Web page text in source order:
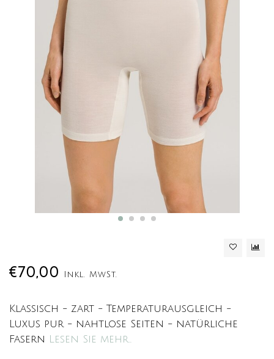
€70,00 Inkl. MwSt.
Klassisch - zart - Temperaturausgleich -
Luxus pur - nahtlose Seiten - natürliche
Fasern Lesen Sie mehr..